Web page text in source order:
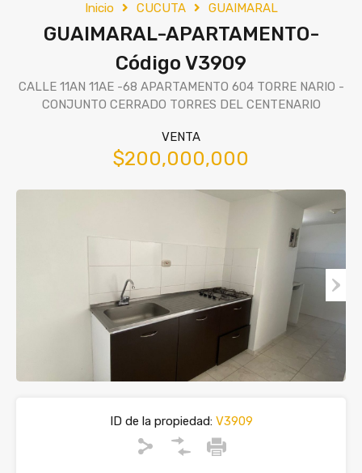
Inicio CUCUTA GUAIMARAL
GUAIMARAL-APARTAMENTO-
Código V3909
CALLE 11AN 11AE -68 APARTAMENTO 604 TORRE NARIO -
CONJUNTO CERRADO TORRES DEL CENTENARIO
VENTA
$200,000,000
ID de la propiedad:V3909